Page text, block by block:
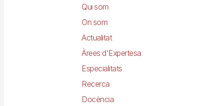
Qui som
On som
Actualitat
Àrees d'Expertesa
Especialitats
Recerca
Docència